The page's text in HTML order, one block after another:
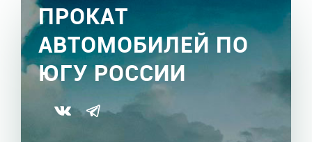
ПРОКАТ
АВТОМОБИЛЕЙ ПО
ЮГУ РОССИИ